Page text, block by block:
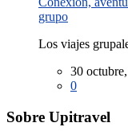
grupo
Los viajes
30
0
Sobre Upitravel